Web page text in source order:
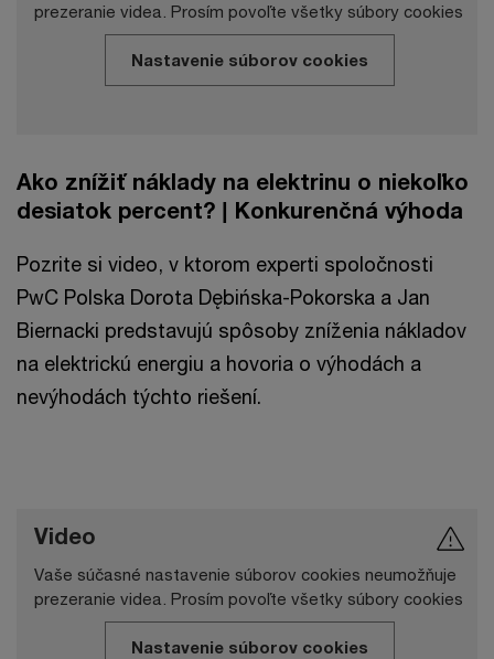
prezeranie videa. Prosím povoľte všetky súbory cookies
Nastavenie súborov cookies
Ako znížiť náklady na elektrinu o niekoľko
desiatok percent? | Konkurenčná výhoda
Pozrite si video, v ktorom experti spoločnosti
PwC Polska Dorota Dębińska-Pokorska a Jan
Biernacki predstavujú spôsoby zníženia nákladov
na elektrickú energiu a hovoria o výhodách a
nevýhodách týchto riešení.
Video
Vaše súčasné nastavenie súborov cookies neumožňuje
prezeranie videa. Prosím povoľte všetky súbory cookies
Nastavenie súborov cookies